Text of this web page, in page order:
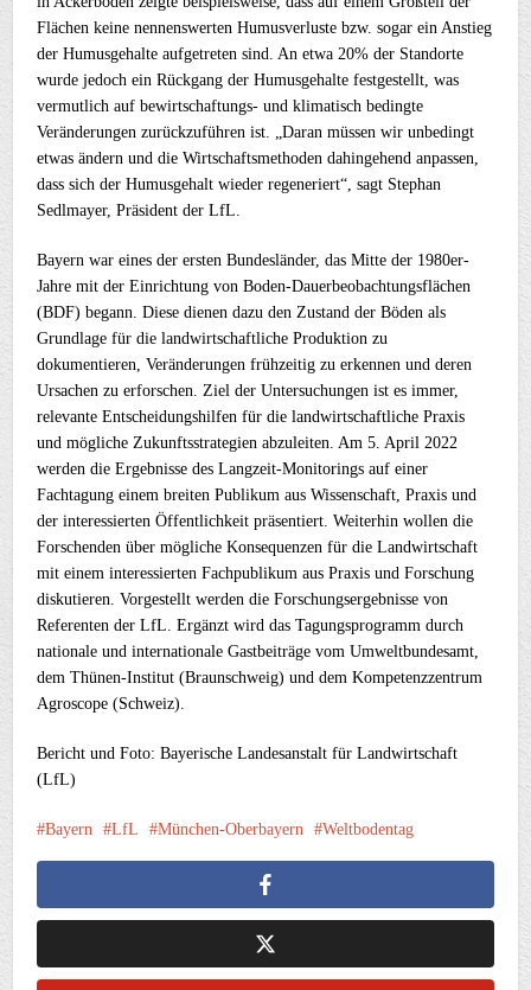
Flächen keine nennenswerten Humusverluste bzw. sogar ein Anstieg
der Humusgehalte aufgetreten sind. An etwa 20% der Standorte
wurde jedoch ein Rückgang der Humusgehalte festgestellt, was
vermutlich auf bewirtschaftungs- und klimatisch bedingte
Veränderungen zurückzuführen ist. „Daran müssen wir unbedingt
etwas ändern und die Wirtschaftsmethoden dahingehend anpassen,
dass sich der Humusgehalt wieder regeneriert“, sagt Stephan
Sedlmayer, Präsident der LfL.
Bayern war eines der ersten Bundesländer, das Mitte der 1980er-
Jahre mit der Einrichtung von Boden-Dauerbeobachtungsflächen
(BDF) begann. Diese dienen dazu den Zustand der Böden als
Grundlage für die landwirtschaftliche Produktion zu
dokumentieren, Veränderungen frühzeitig zu erkennen und deren
Ursachen zu erforschen. Ziel der Untersuchungen ist es immer,
relevante Entscheidungshilfen für die landwirtschaftliche Praxis
und mögliche Zukunftsstrategien abzuleiten. Am 5. April 2022
werden die Ergebnisse des Langzeit-Monitorings auf einer
Fachtagung einem breiten Publikum aus Wissenschaft, Praxis und
der interessierten Öffentlichkeit präsentiert. Weiterhin wollen die
Forschenden über mögliche Konsequenzen für die Landwirtschaft
mit einem interessierten Fachpublikum aus Praxis und Forschung
diskutieren. Vorgestellt werden die Forschungsergebnisse von
Referenten der LfL. Ergänzt wird das Tagungsprogramm durch
nationale und internationale Gastbeiträge vom Umweltbundesamt,
dem Thünen-Institut (Braunschweig) und dem Kompetenzzentrum
Agroscope (Schweiz).
Bericht und Foto: Bayerische Landesanstalt für Landwirtschaft
(LfL)
Bayern LfL München-Oberbayern Weltbodentag